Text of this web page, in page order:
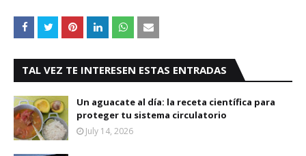
TAL VEZ TE INTERESEN ESTAS ENTRADAS
Un aguacate al día: la receta científica para
proteger tu sistema circulatorio
July 14, 2026